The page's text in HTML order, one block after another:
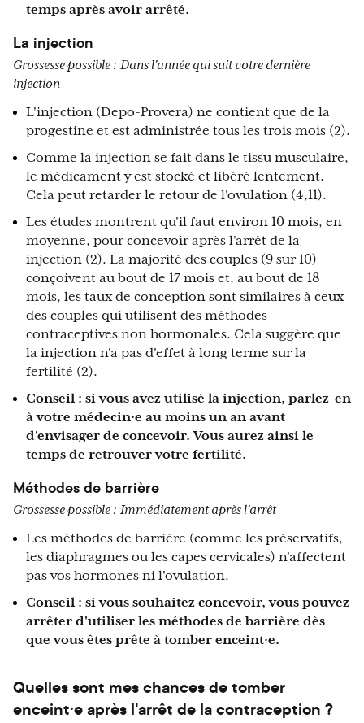
temps après avoir arrêté.
La injection
Grossesse possible : Dans l'année qui suit votre dernière
injection
L'injection (Depo-Provera) ne contient que de la
progestine et est administrée tous les trois mois (2).
Comme la injection se fait dans le tissu musculaire,
le médicament y est stocké et libéré lentement.
Cela peut retarder le retour de l'ovulation (4,11).
Les études montrent qu'il faut environ 10 mois, en
moyenne, pour concevoir après l'arrêt de la
injection (2). La majorité des couples (9 sur 10)
conçoivent au bout de 17 mois et, au bout de 18
mois, les taux de conception sont similaires à ceux
des couples qui utilisent des méthodes
contraceptives non hormonales. Cela suggère que
la injection n'a pas d'effet à long terme sur la
fertilité (2).
Conseil : si vous avez utilisé la injection, parlez-en
à votre médecin·e au moins un an avant
d'envisager de concevoir. Vous aurez ainsi le
temps de retrouver votre fertilité.
Méthodes de barrière
Grossesse possible : Immédiatement après l'arrêt
Les méthodes de barrière (comme les préservatifs,
les diaphragmes ou les capes cervicales) n'affectent
pas vos hormones ni l'ovulation.
Conseil : si vous souhaitez concevoir, vous pouvez
arrêter d'utiliser les méthodes de barrière dès
que vous êtes prête à tomber enceint·e.
Quelles sont mes chances de tomber
enceint·e après l'arrêt de la contraception ?